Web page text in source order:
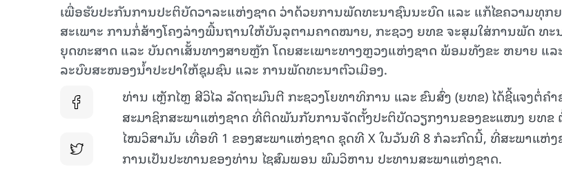
ເພື່ອຮັບປະກັນການປະຕິບັດວາລະແຫ່ງຊາດ ວ່າດ້ວຍການພັດທະນາຊົນນະບົດ ແລະ ແກ້ໄຂຄວາມທຸກ
ສະເພາະ ການກໍ່ສ້າງໂຄງລ່າງພື້ນຖານໃຫ້ບັນລຸຕາມຄາດໝາຍ, ກະຊວງ ຍທຂ ຈະສຸມໃສ່ການພັດ ທະ
ຍຸດທະສາດ ແລະ ບັນດາເສັ້ນທາງສາຍຫຼັກ ໂດຍສະເພາະທາງຫຼວງແຫ່ງຊາດ ພ້ອມທັງຂະ ຫຍາຍ ແ
ລະບົບສະໜອງນໍ້າປະປາໃຫ້ຊຸມຊົນ ແລະ ການພັດທະນາຕົວເມືອງ.
ທ່ານ ເຫຼັກໄຫຼ ສີວິໄລ ລັດຖະມົນຕີ ກະຊວງໂຍທາທິການ ແລະ ຂົນສົ່ງ (ຍທຂ) ໄດ້ຊີ້ແຈງຕໍ່ຄ
ສະມາຊິກສະພາແຫ່ງຊາດ ທີ່ຕິດພັນກັບການຈັດຕັ້ງປະຕິບັດວຽກງານຂອງຂະແໜງ ຍທຂ
ໄໝວິສາມັນ ເທື່ອທີ 1 ຂອງສະພາແຫ່ງຊາດ ຊຸດທີ X ໃນວັນທີ 8 ກໍລະກົດນີ້, ທີ່ສະພາແຫ່ງ
ການເປັນປະທານຂອງທ່ານ ໄຊສົມພອນ ພົມວິຫານ ປະທານສະພາແຫ່ງຊາດ.